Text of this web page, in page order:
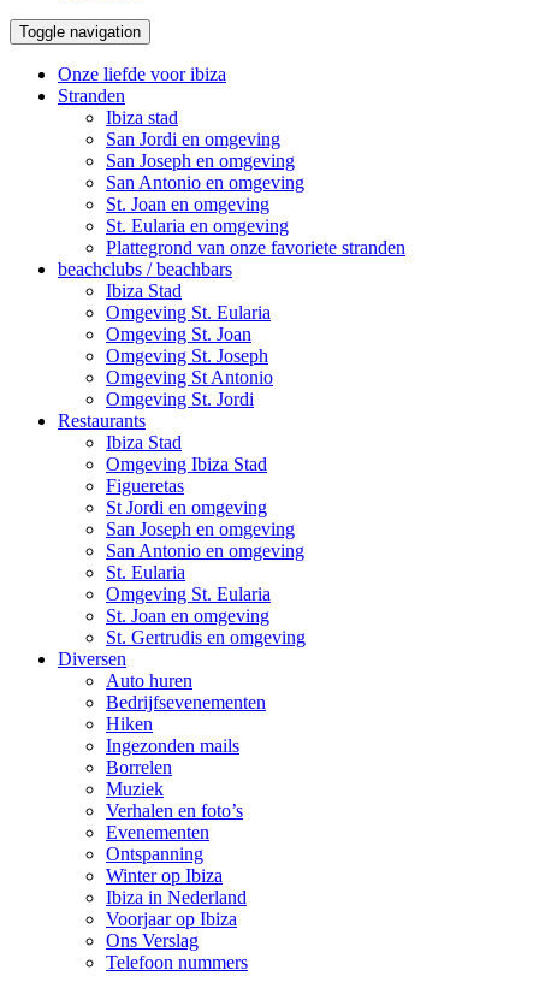
Toggle navigation
Onze liefde voor ibiza
Stranden
Ibiza stad
San Jordi en omgeving
San Joseph en omgeving
San Antonio en omgeving
St. Joan en omgeving
St. Eularia en omgeving
Plattegrond van onze favoriete stranden
beachclubs / beachbars
Ibiza Stad
Omgeving St. Eularia
Omgeving St. Joan
Omgeving St. Joseph
Omgeving St Antonio
Omgeving St. Jordi
Restaurants
Ibiza Stad
Omgeving Ibiza Stad
Figueretas
St Jordi en omgeving
San Joseph en omgeving
San Antonio en omgeving
St. Eularia
Omgeving St. Eularia
St. Joan en omgeving
St. Gertrudis en omgeving
Diversen
Auto huren
Bedrijfsevenementen
Hiken
Ingezonden mails
Borrelen
Muziek
Verhalen en foto’s
Evenementen
Ontspanning
Winter op Ibiza
Ibiza in Nederland
Voorjaar op Ibiza
Ons Verslag
Telefoon nummers